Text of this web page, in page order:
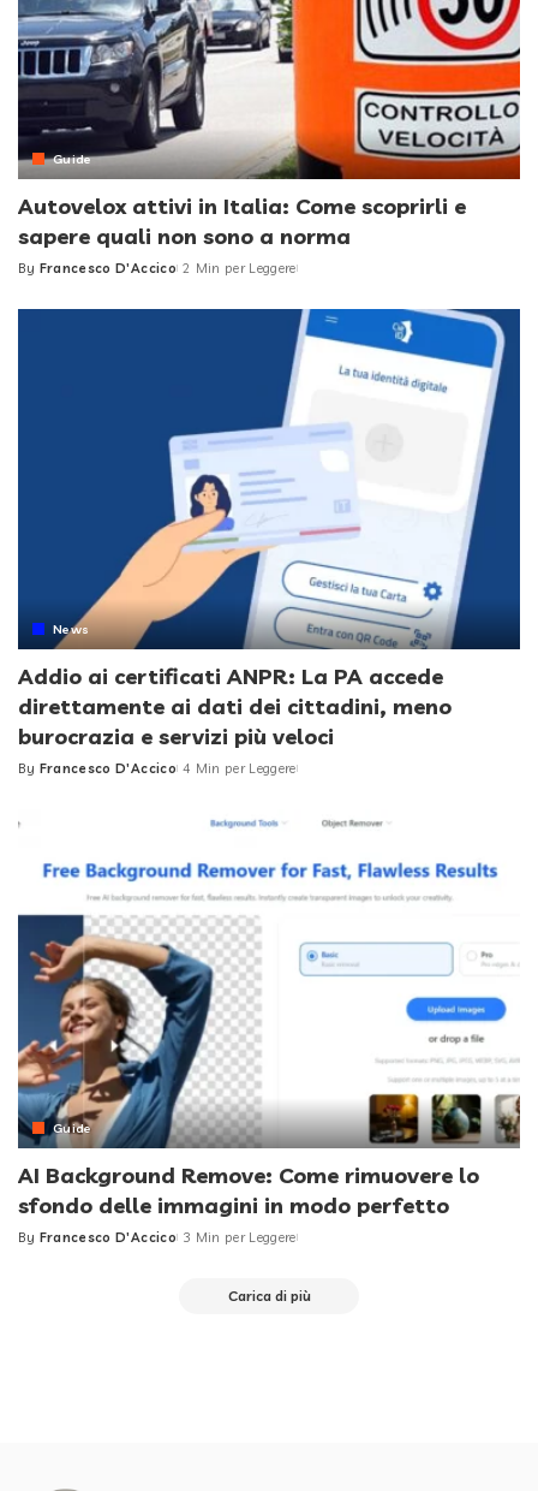
Guide
Autovelox attivi in Italia: Come scoprirli e
sapere quali non sono a norma
Posted
By Francesco D'Accico 2 Min per Leggere
News
Addio ai certificati ANPR: La PA accede
direttamente ai dati dei cittadini, meno
burocrazia e servizi più veloci
Posted
By Francesco D'Accico 4 Min per Leggere
Guide
AI Background Remove: Come rimuovere lo
sfondo delle immagini in modo perfetto
Posted
By Francesco D'Accico 3 Min per Leggere
Carica di più